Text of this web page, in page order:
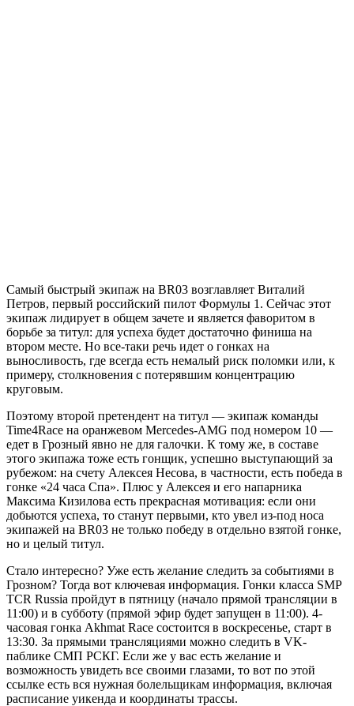
Самый быстрый экипаж на BR03 возглавляет Виталий
Петров, первый российский пилот Формулы 1. Сейчас этот
экипаж лидирует в общем зачете и является фаворитом в
борьбе за титул: для успеха будет достаточно финиша на
втором месте. Но все-таки речь идет о гонках на
выносливость, где всегда есть немалый риск поломки или, к
примеру, столкновения с потерявшим концентрацию
круговым.
Поэтому второй претендент на титул — экипаж команды
Time4Race на оранжевом Mercedes-AMG под номером 10 —
едет в Грозный явно не для галочки. К тому же, в составе
этого экипажа тоже есть гонщик, успешно выступающий за
рубежом: на счету Алексея Несова, в частности, есть победа в
гонке «24 часа Спа». Плюс у Алексея и его напарника
Максима Кизилова есть прекрасная мотивация: если они
добьются успеха, то станут первыми, кто увел из-под носа
экипажей на BR03 не только победу в отдельно взятой гонке,
но и целый титул.
Стало интересно? Уже есть желание следить за событиями в
Грозном? Тогда вот ключевая информация. Гонки класса SMP
TCR Russia пройдут в пятницу (начало прямой трансляции в
11:00) и в субботу (прямой эфир будет запущен в 11:00). 4-
часовая гонка Akhmat Race состоится в воскресенье, старт в
13:30. За прямыми трансляциями можно следить в VK-
паблике СМП РСКГ. Если же у вас есть желание и
возможность увидеть все своими глазами, то вот по этой
ссылке есть вся нужная болельщикам информация, включая
расписание уикенда и координаты трассы.